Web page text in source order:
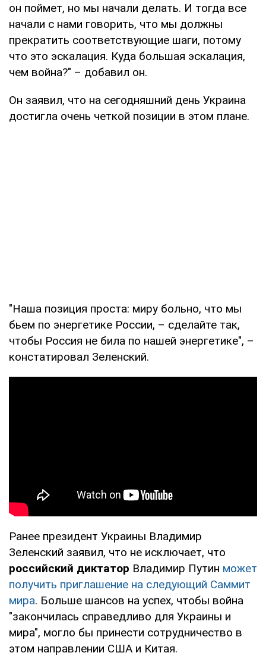
он поймет, но мы начали делать. И тогда все
начали с нами говорить, что мы должны
прекратить соответствующие шаги, потому
что это эскалация. Куда большая эскалация,
чем война?" – добавил он.
Он заявил, что на сегодняшний день Украина
достигла очень четкой позиции в этом плане.
"Наша позиция проста: миру больно, что мы
бьем по энергетике России, – сделайте так,
чтобы Россия не била по нашей энергетике", –
констатировал Зеленский.
Ранее президент Украины Владимир
Зеленский заявил, что не исключает, что
российский диктатор Владимир Путин может
получить приглашение на следующий Саммит
мира. Больше шансов на успех, чтобы война
"закончилась справедливо для Украины и
мира", могло бы принести сотрудничество в
этом направлении США и Китая.